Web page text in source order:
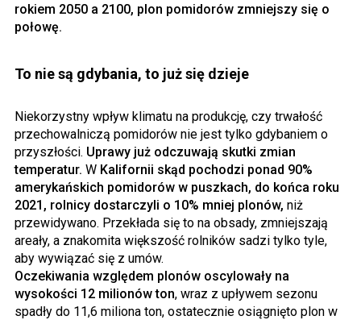
rokiem 2050 a 2100, plon pomidorów zmniejszy się o
połowę.
To nie są gdybania, to już się dzieje
Niekorzystny wpływ klimatu na produkcję, czy trwałość
przechowalniczą pomidorów nie jest tylko gdybaniem o
przyszłości. Uprawy już odczuwają skutki zmian
temperatur. W Kalifornii skąd pochodzi ponad 90%
amerykańskich pomidorów w puszkach, do końca roku
2021, rolnicy dostarczyli o 10% mniej plonów, niż
przewidywano. Przekłada się to na obsady, zmniejszają
areały, a znakomita większość rolników sadzi tylko tyle,
aby wywiązać się z umów.
Oczekiwania względem plonów oscylowały na
wysokości 12 milionów ton, wraz z upływem sezonu
spadły do 11,6 miliona ton, ostatecznie osiągnięto plon w